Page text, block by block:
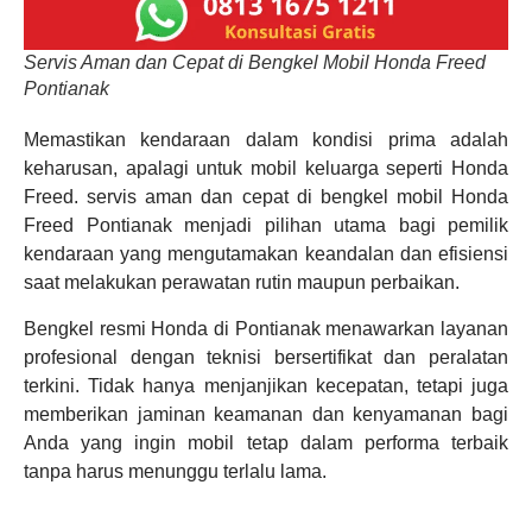
Servis Aman dan Cepat di Bengkel Mobil Honda Freed
Pontianak
Memastikan kendaraan dalam kondisi prima adalah
keharusan, apalagi untuk mobil keluarga seperti Honda
Freed. servis aman dan cepat di bengkel mobil Honda
Freed Pontianak menjadi pilihan utama bagi pemilik
kendaraan yang mengutamakan keandalan dan efisiensi
saat melakukan perawatan rutin maupun perbaikan.
Bengkel resmi Honda di Pontianak menawarkan layanan
profesional dengan teknisi bersertifikat dan peralatan
terkini. Tidak hanya menjanjikan kecepatan, tetapi juga
memberikan jaminan keamanan dan kenyamanan bagi
Anda yang ingin mobil tetap dalam performa terbaik
tanpa harus menunggu terlalu lama.